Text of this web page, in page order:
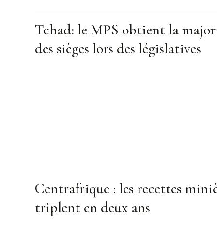
Tchad: le MPS obtient la
des sièges lors des législatives
Centrafrique : les recettes
triplent en deux ans